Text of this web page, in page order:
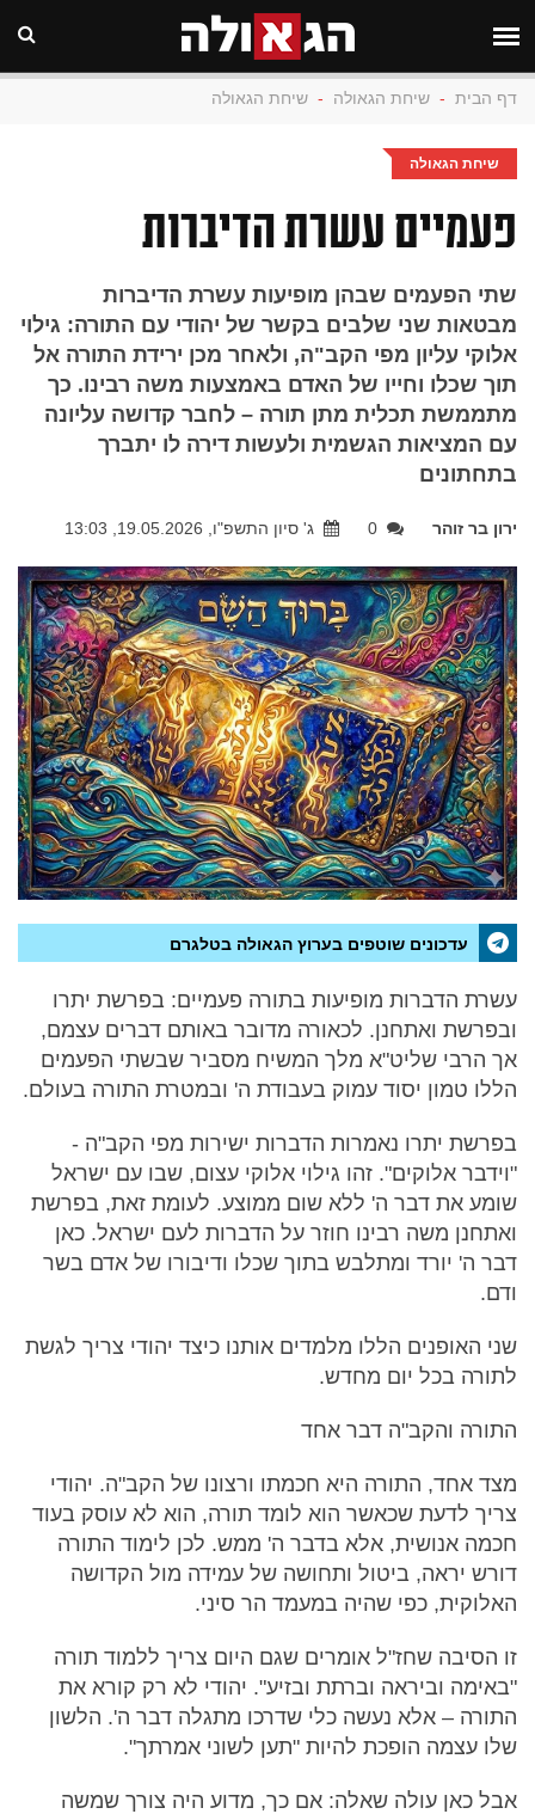
דף הבית - שיחת הגאולה - שיחת הגאולה
שיחת הגאולה
פעמיים עשרת הדיברות
שתי הפעמים שבהן מופיעות עשרת הדיברות
מבטאות שני שלבים בקשר של יהודי עם התורה: גילוי
אלוקי עליון מפי הקב"ה, ולאחר מכן ירידת התורה אל
תוך שכלו וחייו של האדם באמצעות משה רבינו. כך
מתממשת תכלית מתן תורה – לחבר קדושה עליונה
עם המציאות הגשמית ולעשות דירה לו יתברך
בתחתונים
ירון בר זוהר 0 ג' סיון התשפ"ו, 19.05.2026, 13:03
עדכונים שוטפים בערוץ הגאולה בטלגרם
עשרת הדברות מופיעות בתורה פעמיים: בפרשת יתרו
ובפרשת ואתחנן. לכאורה מדובר באותם דברים עצמם,
אך הרבי שליט"א מלך המשיח מסביר שבשתי הפעמים
הללו טמון יסוד עמוק בעבודת ה' ובמטרת התורה בעולם.
בפרשת יתרו נאמרות הדברות ישירות מפי הקב"ה -
"וידבר אלוקים". זהו גילוי אלוקי עצום, שבו עם ישראל
שומע את דבר ה' ללא שום ממוצע. לעומת זאת, בפרשת
ואתחנן משה רבינו חוזר על הדברות לעם ישראל. כאן
דבר ה' יורד ומתלבש בתוך שכלו ודיבורו של אדם בשר
ודם.
שני האופנים הללו מלמדים אותנו כיצד יהודי צריך לגשת
לתורה בכל יום מחדש.
התורה והקב"ה דבר אחד
מצד אחד, התורה היא חכמתו ורצונו של הקב"ה. יהודי
צריך לדעת שכאשר הוא לומד תורה, הוא לא עוסק בעוד
חכמה אנושית, אלא בדבר ה' ממש. לכן לימוד התורה
דורש יראה, ביטול ותחושה של עמידה מול הקדושה
האלוקית, כפי שהיה במעמד הר סיני.
זו הסיבה שחז"ל אומרים שגם היום צריך ללמוד תורה
"באימה וביראה וברתת ובזיע". יהודי לא רק קורא את
התורה – אלא נעשה כלי שדרכו מתגלה דבר ה'. הלשון
שלו עצמה הופכת להיות "תען לשוני אמרתך".
אבל כאן עולה שאלה: אם כך, מדוע היה צורך שמשה